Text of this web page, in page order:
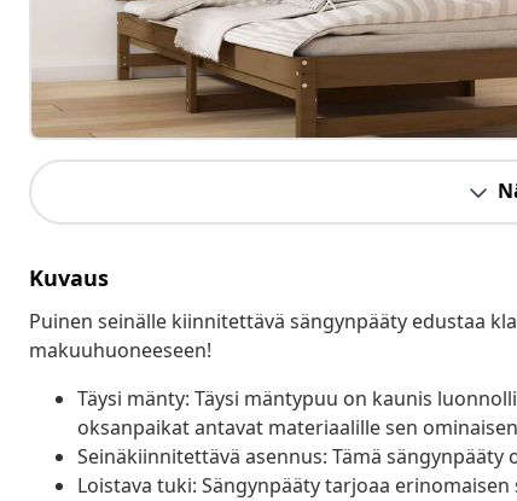
Kuvaus
Puinen seinälle kiinnitettävä sängynpääty edustaa
makuuhuoneeseen!
Täysi mänty: Täysi mäntypuu on kaunis
oksanpaikat antavat materiaalille sen
Seinäkiinnitettävä asennus: Tämä
Loistava tuki: Sängynpääty tarjoaa